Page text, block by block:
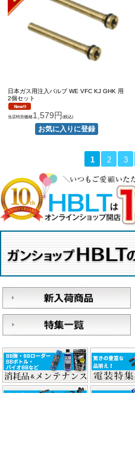
日本ガス用注入バルブ WE VFC KJ GHK 用
2個セット
当店特別価格1,579円(税込)
1 2 3